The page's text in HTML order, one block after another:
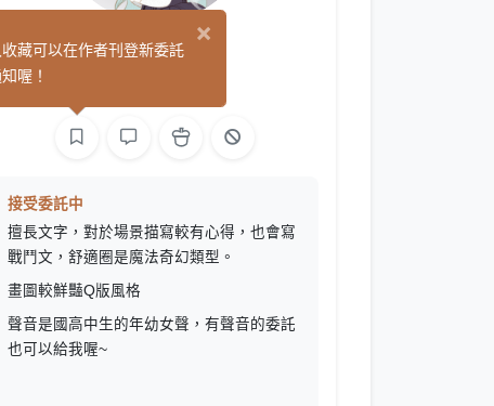
冰之幻影
接受委託中
擅長文字，對於場景描寫較有心得，也會寫
戰鬥文，舒適圈是魔法奇幻類型。
畫圖較鮮豔Q版風格
聲音是國高中生的年幼女聲，有聲音的委託
也可以給我喔~
×
藏可以在作者刊登新委託
喔！